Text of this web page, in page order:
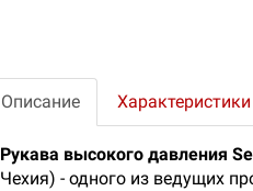
Описание Характеристики
Рукава высокого давления
Чехия) - одного из ведущих